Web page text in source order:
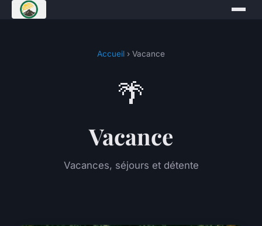
Accueil › Vacance
🌴
Vacance
Vacances, séjours et détente